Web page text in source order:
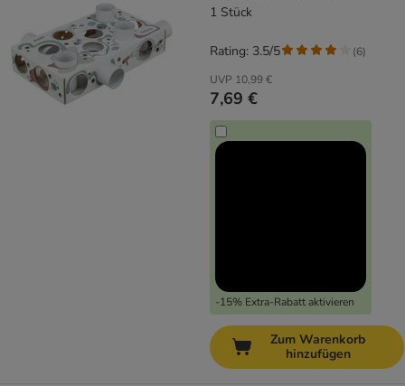
1 Stück
UVP 10,99 €
7,69 €
-15% Extra-Rabatt aktivieren
Rating: 3.5/5 (6)
Zum Warenkorb
hinzufügen